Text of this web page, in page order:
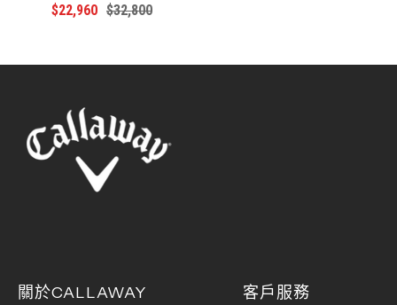
特
$22,960 原
$32,800
關於CALLAWAY 客戶服務